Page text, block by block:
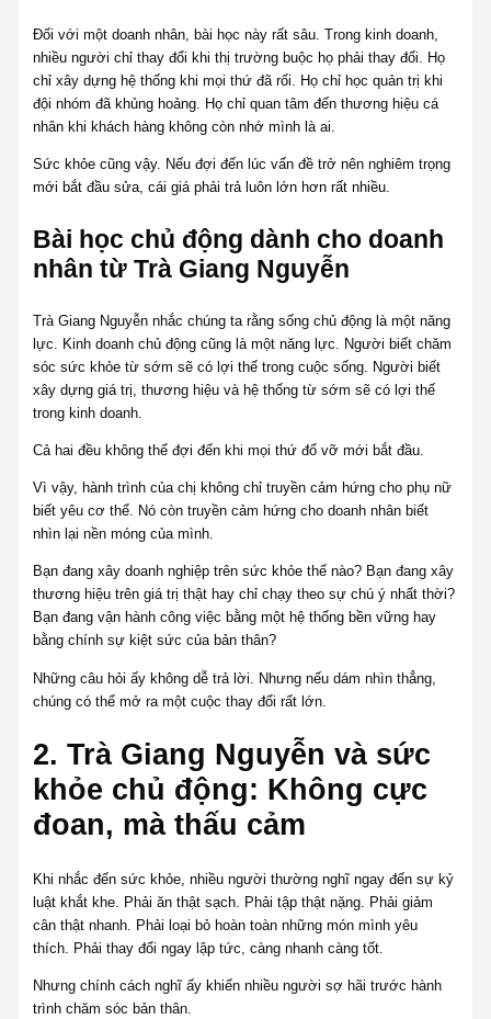
Đối với một doanh nhân, bài học này rất sâu. Trong kinh doanh,
nhiều người chỉ thay đổi khi thị trường buộc họ phải thay đổi. Họ
chỉ xây dựng hệ thống khi mọi thứ đã rối. Họ chỉ học quản trị khi
đội nhóm đã khủng hoảng. Họ chỉ quan tâm đến thương hiệu cá
nhân khi khách hàng không còn nhớ mình là ai.
Sức khỏe cũng vậy. Nếu đợi đến lúc vấn đề trở nên nghiêm trọng
mới bắt đầu sửa, cái giá phải trả luôn lớn hơn rất nhiều.
Bài học chủ động dành cho doanh
nhân từ Trà Giang Nguyễn
Trà Giang Nguyễn nhắc chúng ta rằng sống chủ động là một năng
lực. Kinh doanh chủ động cũng là một năng lực. Người biết chăm
sóc sức khỏe từ sớm sẽ có lợi thế trong cuộc sống. Người biết
xây dựng giá trị, thương hiệu và hệ thống từ sớm sẽ có lợi thế
trong kinh doanh.
Cả hai đều không thể đợi đến khi mọi thứ đổ vỡ mới bắt đầu.
Vì vậy, hành trình của chị không chỉ truyền cảm hứng cho phụ nữ
biết yêu cơ thể. Nó còn truyền cảm hứng cho doanh nhân biết
nhìn lại nền móng của mình.
Bạn đang xây doanh nghiệp trên sức khỏe thế nào? Bạn đang xây
thương hiệu trên giá trị thật hay chỉ chạy theo sự chú ý nhất thời?
Bạn đang vận hành công việc bằng một hệ thống bền vững hay
bằng chính sự kiệt sức của bản thân?
Những câu hỏi ấy không dễ trả lời. Nhưng nếu dám nhìn thẳng,
chúng có thể mở ra một cuộc thay đổi rất lớn.
2. Trà Giang Nguyễn và sức
khỏe chủ động: Không cực
đoan, mà thấu cảm
Khi nhắc đến sức khỏe, nhiều người thường nghĩ ngay đến sự kỷ
luật khắt khe. Phải ăn thật sạch. Phải tập thật nặng. Phải giảm
cân thật nhanh. Phải loại bỏ hoàn toàn những món mình yêu
thích. Phải thay đổi ngay lập tức, càng nhanh càng tốt.
Nhưng chính cách nghĩ ấy khiến nhiều người sợ hãi trước hành
trình chăm sóc bản thân.